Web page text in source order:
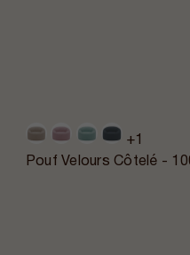
+1
Pouf Velours Côtelé -